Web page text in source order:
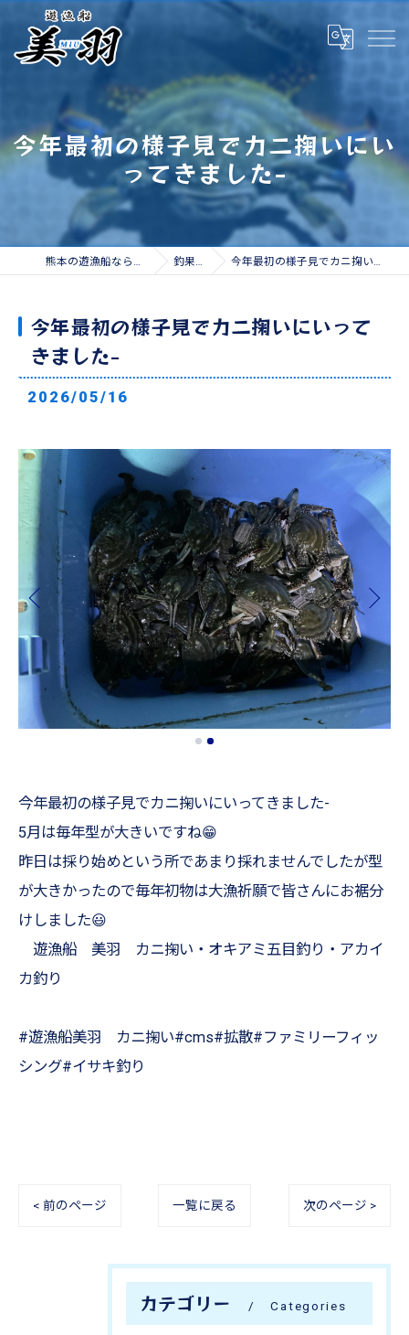
今年最初の様子見でカニ掬いにい
ってきました-
熊本の遊漁船なら遊漁船 美羽 釣果情報 今年最初の様子見でカニ掬いにいってきました-
今年最初の様子見でカニ掬いにいって
きました-
2026/05/16
今年最初の様子見でカニ掬いにいってきました-
5月は毎年型が大きいですね😁
昨日は採り始めという所であまり採れませんでしたが型
が大きかったので毎年初物は大漁祈願で皆さんにお裾分
けしました😃
遊漁船 美羽 カニ掬い・オキアミ五目釣り・アカイ
カ釣り
#遊漁船美羽 カニ掬い#cms#拡散#ファミリーフィッ
シング#イサキ釣り
< 前のページ 一覧に戻る 次のページ >
カテゴリー Categories